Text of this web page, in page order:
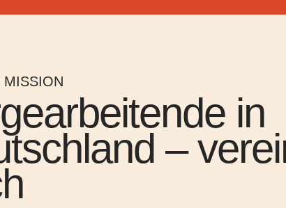
in
–